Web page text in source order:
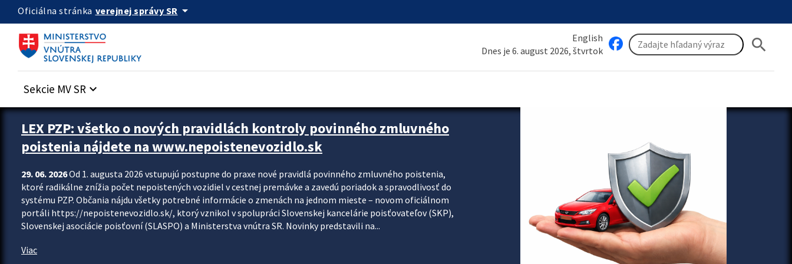
Preskocit na hlavný obsah
Oficiálna stránka verejnej správy SR arrow_drop_down
English
Dnes je 6. august 2026, štvrtok
search
Sekcie MV SR keyboard_arrow_down
Zastavit automatický posun upútavok
LEX PZP: všetko o nových pravidlách kontroly povinného zmluvného
poistenia nájdete na www.nepoistenevozidlo.sk
29. 06. 2026Od 1. augusta 2026 vstupujú postupne do praxe nové pravidlá povinného zmluvného poistenia,
ktoré radikálne znížia počet nepoistených vozidiel v cestnej premávke a zavedú poriadok a spravodlivosť do
systému PZP. Občania nájdu všetky potrebné informácie o zmenách na jednom mieste – novom oficiálnom
portáli https://nepoistenevozidlo.sk/, ktorý vznikol v spolupráci Slovenskej kancelárie poisťovateľov (SKP),
Slovenskej asociácie poisťovní (SLASPO) a Ministerstva vnútra SR. Novinky predstavili na...
Viac